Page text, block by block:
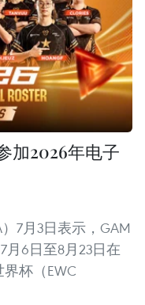
加2026年电子
7月3日表示，GAM
月6日至8月23日在
杯（EWC